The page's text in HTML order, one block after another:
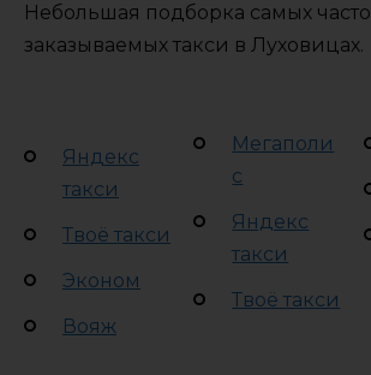
Небольшая подборка самых часто
заказываемых такси в Луховицах.
Яндекс
такси
Твоё такси
Эконом
Вояж
Мегаполи
с
Яндекс
такси
Твоё такси